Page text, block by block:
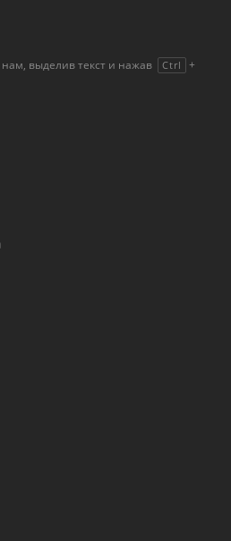
выделив текст и нажав Ctrl +